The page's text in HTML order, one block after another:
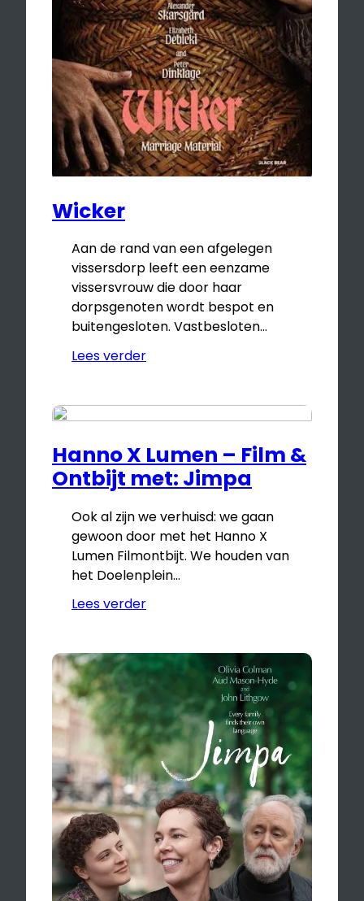
Wicker
Aan de rand van een afgelegen
vissersdorp leeft een eenzame
vissersvrouw die door haar
dorpsgenoten wordt bespot en
buitengesloten. Vastbesloten…
Lees verder
Hanno X Lumen – Film &
Ontbijt met: Jimpa
Ook al zijn we verhuisd: we gaan
gewoon door met het Hanno X
Lumen Filmontbijt. We houden van
het Doelenplein…
Lees verder